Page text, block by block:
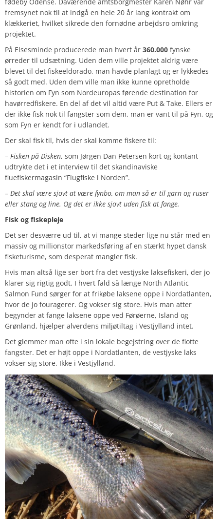
fødeby Odense. Daværende amtsborgmester Karen Nøhr var
fremsynet nok til at indgå en hele 20 år lang kontrakt om
klækkeriet, hvilket sikrede den fornødne arbejdsro omkring
projektet.
På Elsesminde producerede man hvert år 360.000 fynske
ørreder til udsætning. Uden dem ville projektet aldrig være
blevet til det fiskeeldorado, man havde planlagt og er lykkedes
så godt med. Uden dem ville man ikke kunne opretholde
historien om Fyn som Nordeuropas førende destination for
havørredfiskere. En del af det vil altid være Put & Take. Ellers er
der ikke fisk nok til fangster som dem, man er vant til på Fyn, og
som Fyn er kendt for i udlandet.
Der skal fisk til, hvis der skal komme fiskere til:
– Fisken på Disken, som Jørgen Dan Petersen kort og kontant
udtrykte det i et interview til det skandinaviske
fluefiskermagasin “Flugfiske i Norden”.
– Det skal være sjovt at være fynbo, om man så er til garn og ruser
eller stang og line. Og det er ikke sjovt uden fisk at fange.
Fisk og fiskepleje
Det ser desværre ud til, at vi mange steder lige nu står med en
massiv og millionstor markedsføring af en stærkt hypet dansk
fisketurisme, som desperat mangler fisk.
Hvis man altså lige ser bort fra det vestjyske laksefiskeri, der jo
klarer sig rigtig godt. I hvert fald så længe North Atlantic
Salmon Fund sørger for at frikøbe laksene oppe i Nordatlanten,
hvor de jo fouragerer. Og vokser sig store. Hvis man atter
begynder at fange laksene oppe ved Førøerne, Island og
Grønland, hjælper alverdens miljøtiltag i Vestjylland intet.
Det glemmer man ofte i sin lokale begejstring over de flotte
fangster. Det er højt oppe i Nordatlanten, de vestjyske laks
vokser sig store. Ikke i Vestjylland.